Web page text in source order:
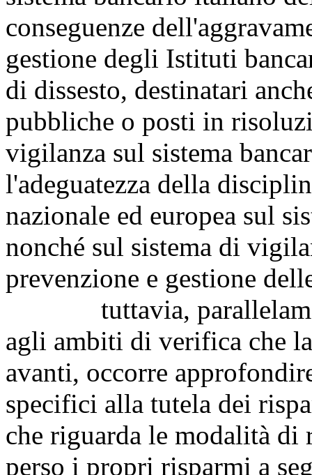
conseguenze
gestione degli Istituti
di dissesto, destinatari
pubbliche o posti in
vigilanza sul sistema
l'adeguatezza della
nazionale ed europea sul
nonché sul sistema di
prevenzione e gestione
tuttavia,
agli ambiti di verifica che
avanti, occorre
specifici alla tutela dei
che riguarda le modalità di
perso i propri risparmi a